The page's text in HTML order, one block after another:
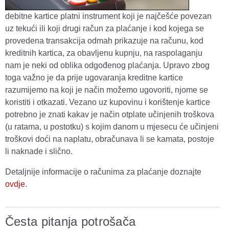
debitne kartice platni instrument koji je najčešće povezan
uz tekući ili koji drugi račun za plaćanje i kod kojega se
provedena transakcija odmah prikazuje na računu, kod
kreditnih kartica, za obavljenu kupnju, na raspolaganju
nam je neki od oblika odgođenog plaćanja. Upravo zbog
toga važno je da prije ugovaranja kreditne kartice
razumijemo na koji je način možemo ugovoriti, njome se
koristiti i otkazati. Vezano uz kupovinu i korištenje kartice
potrebno je znati kakav je način otplate učinjenih troškova
(u ratama, u postotku) s kojim danom u mjesecu će učinjeni
troškovi doći na naplatu, obračunava li se kamata, postoje
li naknade i slično.
Detaljnije informacije o računima za plaćanje doznajte
ovdje.
Česta pitanja potrošača